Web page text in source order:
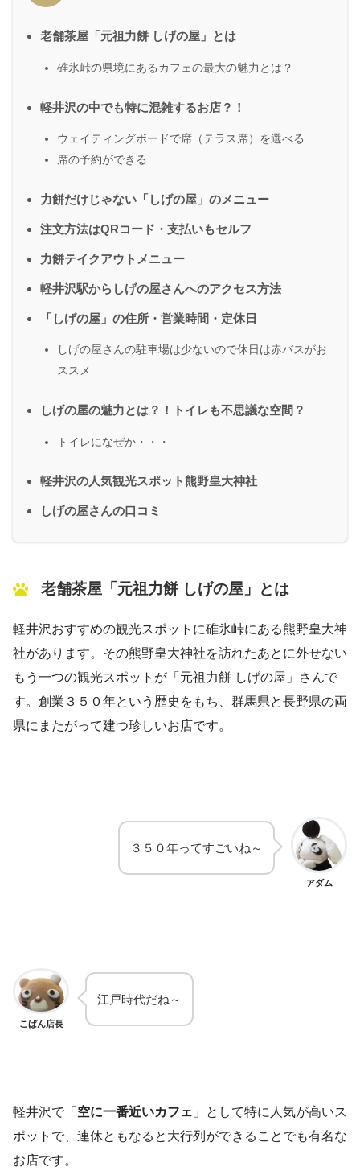
老舗茶屋「元祖力餅 しげの屋」とは
碓氷峠の県境にあるカフェの最大の魅力とは？
軽井沢の中でも特に混雑するお店？！
ウェイティングボードで席（テラス席）を選べる
席の予約ができる
力餅だけじゃない「しげの屋」のメニュー
注文方法はQRコード・支払いもセルフ
力餅テイクアウトメニュー
軽井沢駅からしげの屋さんへのアクセス方法
「しげの屋」の住所・営業時間・定休日
しげの屋さんの駐車場は少ないので休日は赤バスがお
ススメ
しげの屋の魅力とは？！トイレも不思議な空間？
トイレになぜか・・・
軽井沢の人気観光スポット熊野皇大神社
しげの屋さんの口コミ
老舗茶屋「元祖力餅 しげの屋」とは
軽井沢おすすめの観光スポットに碓氷峠にある熊野皇大神
社があります。その熊野皇大神社を訪れたあとに外せない
もう一つの観光スポットが「元祖力餅 しげの屋」さんで
す。創業３５０年という歴史をもち、群馬県と長野県の両
県にまたがって建つ珍しいお店です。
アダム
３５０年ってすごいね～
こばん店長
江戸時代だね～
軽井沢で「 空に一番近いカフェ 」として特に人気が高いス
ポットで、連休ともなると大行列ができることでも有名な
お店です。